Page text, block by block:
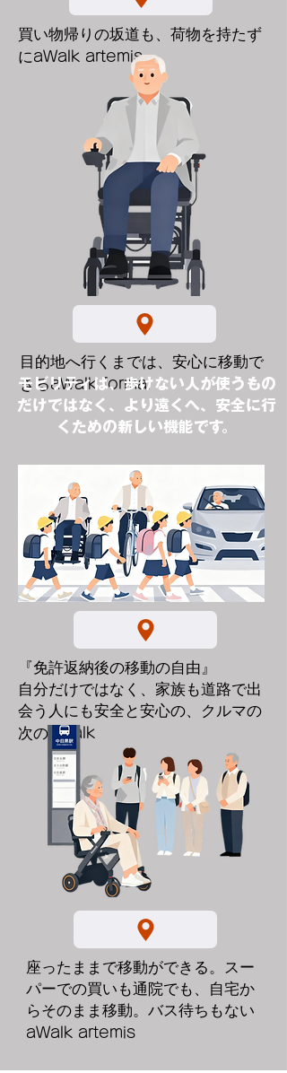
買い物帰りの坂道も、荷物を持たず
にaWalk artemis
目的地へ行くまでは、安心に移動で
きるaWalk formal
モビリティは、歩けない人が使うもの
だけではなく、より遠くへ、安全に行
くための新しい機能です。
『免許返納後の移動の自由』
​自分だけではなく、家族も道路で出
会う人にも安全と安心の、クルマの
次の aWalk
座ったままで移動ができる。スー
パーでの買いも通院でも、自宅か
らそのまま移動。バス待ちもない
aWalk artemis